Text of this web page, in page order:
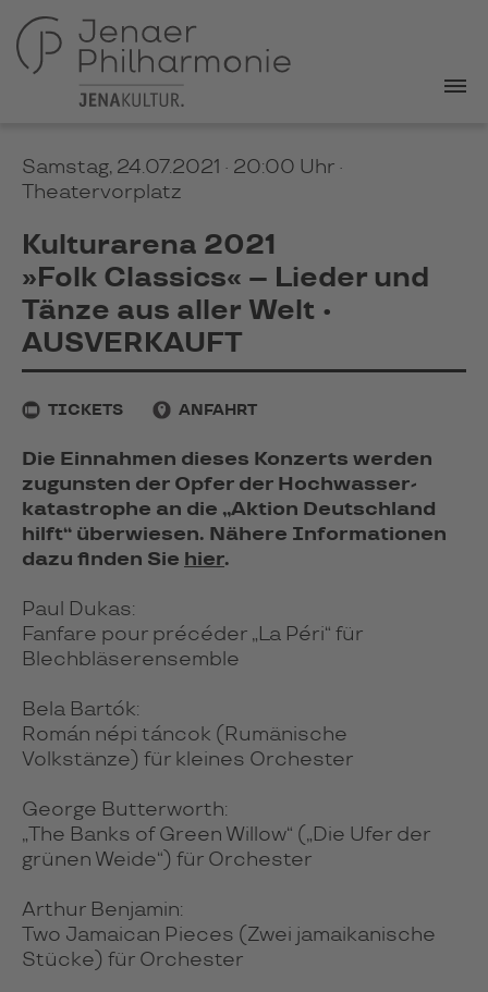
Samstag, 24.07.2021 · 20:00 Uhr ·
Theatervorplatz
Kulturarena 2021
»Folk Classics« – Lieder und
Tänze aus aller Welt •
AUSVERKAUFT
TICKETS ANFAHRT
Die Einnahmen dieses Konzerts werden
zugunsten der Opfer der Hoch­wasser­
katas­trophe an die „Aktion Deutsch­land
hilft“ überwiesen. Nähere Informa­tionen
dazu finden Sie hier.
Paul Dukas:
Fanfare pour précéder „La Péri“ für
Blechbläserensemble
Bela Bartók:
Román népi táncok (Rumänische
Volkstänze) für kleines Orchester
George Butterworth:
„The Banks of Green Willow“ („Die Ufer der
grünen Weide“) für Orchester
Arthur Benjamin:
Two Jamaican Pieces (Zwei jamaikanische
Stücke) für Orchester